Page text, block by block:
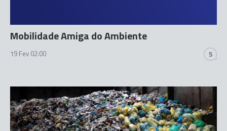
Mobilidade Amiga do Ambiente
19 Fev 02:00 5